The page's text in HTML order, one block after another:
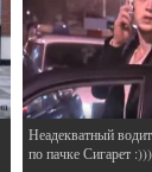
Неадекватный
по пачке Сигарет :)))